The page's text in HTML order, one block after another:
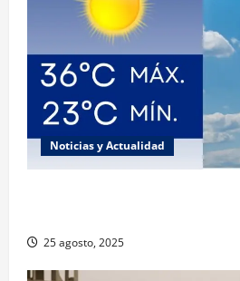
Noticias y Actualidad
25 agosto, 2025